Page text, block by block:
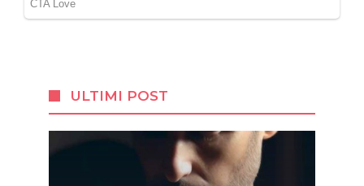
ULTIMI POST